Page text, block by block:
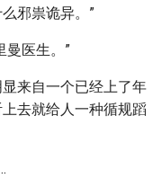
邪祟诡异。”
曼医生。”
来自一个已经上了年
去就给人一种循规蹈